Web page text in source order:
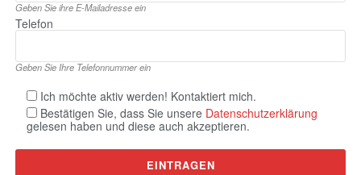
Geben Sie ihre E‑Mailadresse ein
Telefon
Geben Sie Ihre Telefonnummer ein
Ich möchte aktiv werden! Kontaktiert mich.
Bestätigen Sie, dass Sie unsere Datenschutzerklärung
gelesen haben und diese auch akzeptieren.